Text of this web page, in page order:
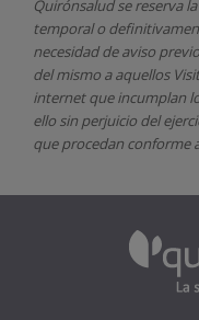
Quirónsaludse reserva
temporal o
necesidad de aviso
del mismo a aquellos
internet que incumplan
ello sin perjuicio del
que procedan conforme